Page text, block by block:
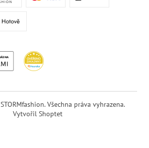
Vytvořil Shoptet
STORMfashion. Všechna práva vyhrazena.